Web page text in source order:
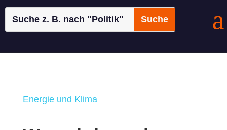
Energie und Klima